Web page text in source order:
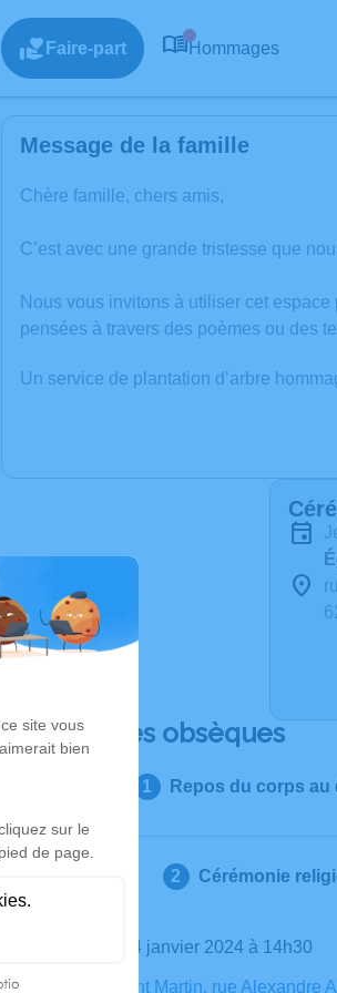
Faire-part Hommages
Message de la famille
Chère famille, chers amis,
C’est avec une grande tristesse que
Nous vous invitons à utiliser cet
pensées à travers des poèmes ou des
Un service de plantation d’arbre
Déroulé des obsèques
Repos du corps au
Cérémonie
Le jeudi 04 janvier 2024 à 14h30
Église Saint Martin, rue Alexandre